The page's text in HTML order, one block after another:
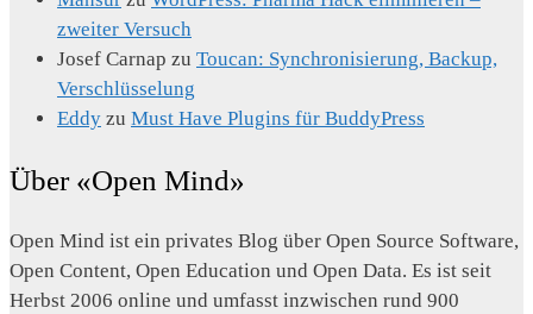
zweiter Versuch
Josef Carnap zu Toucan: Synchronisierung, Backup,
Verschlüsselung
Eddy zu Must Have Plugins für BuddyPress
Über «Open Mind»
Open Mind ist ein privates Blog über Open Source Software,
Open Content, Open Education und Open Data. Es ist seit
Herbst 2006 online und umfasst inzwischen rund 900